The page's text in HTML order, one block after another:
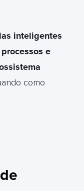
inteligentes
e
como